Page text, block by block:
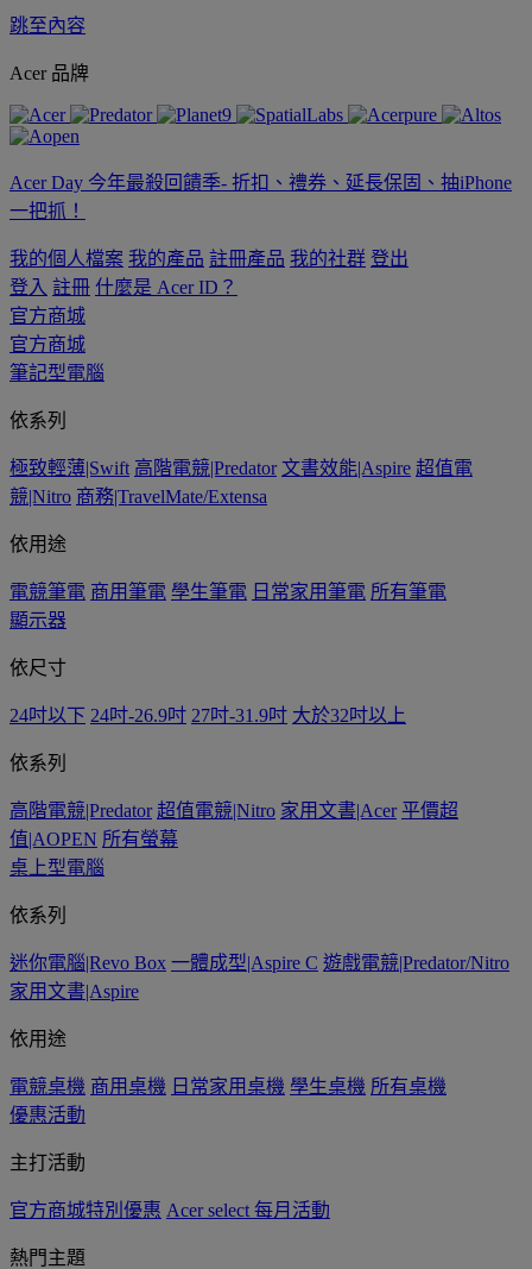
跳至內容
Acer 品牌
Acer Day 今年最殺回饋季- 折扣、禮券、延長保固、抽iPhone
一把抓！
我的個人檔案 我的產品 註冊產品 我的社群 登出
登入 註冊 什麼是 Acer ID？
官方商城
官方商城
筆記型電腦
依系列
極致輕薄|Swift 高階電競|Predator 文書效能|Aspire 超值電
競|Nitro 商務|TravelMate/Extensa
依用途
電競筆電 商用筆電 學生筆電 日常家用筆電 所有筆電
顯示器
依尺寸
24吋以下 24吋-26.9吋 27吋-31.9吋 大於32吋以上
依系列
高階電競|Predator 超值電競|Nitro 家用文書|Acer 平價超
值|AOPEN 所有螢幕
桌上型電腦
依系列
迷你電腦|Revo Box 一體成型|Aspire C 遊戲電競|Predator/Nitro
家用文書|Aspire
依用途
電競桌機 商用桌機 日常家用桌機 學生桌機 所有桌機
優惠活動
主打活動
官方商城特別優惠 Acer select 每月活動
熱門主題